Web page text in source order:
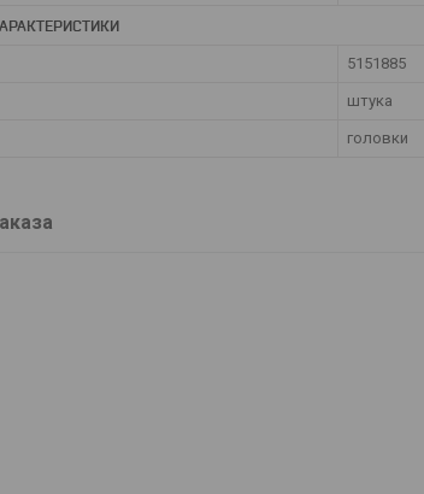
5151885
штука
головки